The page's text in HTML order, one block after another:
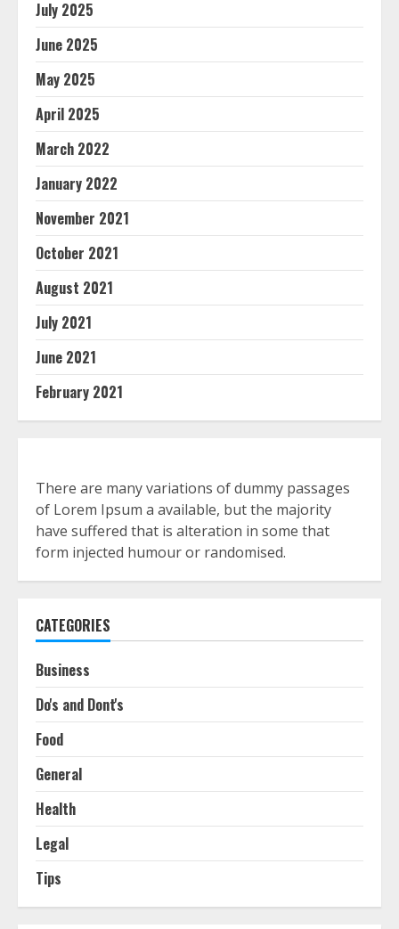
July 2025
June 2025
May 2025
April 2025
March 2022
January 2022
November 2021
October 2021
August 2021
July 2021
June 2021
February 2021
There are many variations of dummy passages
of Lorem Ipsum a available, but the majority
have suffered that is alteration in some that
form injected humour or randomised.
CATEGORIES
Business
Do's and Dont's
Food
General
Health
Legal
Tips